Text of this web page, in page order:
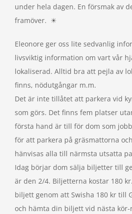
under hela dagen. En försmak av
framöver. ☀
Eleonore ger oss lite sedvanlig
livsviktig information om vart vår
lokaliserad. Alltid bra att pejla av
finns, nödutgångar m.m.
Det är inte tillåtet att parkera vid
som görs. Det finns fem platser
första hand är till för dom som
för att parkera på gräsmattorna
hänvisas alla till närmsta utsatta
Idag börjar dom sälja biljetter till
är den 2/4. Biljetterna kostar 180
biljett genom att Swisha 180 kr till
och hämta din biljett vid nästa